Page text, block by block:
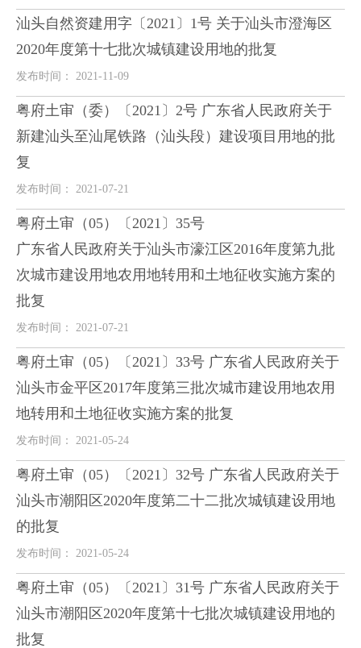
汕头自然资建用字〔2021〕1号 关于汕头市澄海区
2020年度第十七批次城镇建设用地的批复
发布时间： 2021-11-09
粤府土审（委）〔2021〕2号 广东省人民政府关于
新建汕头至汕尾铁路（汕头段）建设项目用地的批
复
发布时间： 2021-07-21
粤府土审（05）〔2021〕35号
广东省人民政府关于汕头市濠江区2016年度第九批
次城市建设用地农用地转用和土地征收实施方案的
批复
发布时间： 2021-07-21
粤府土审（05）〔2021〕33号 广东省人民政府关于
汕头市金平区2017年度第三批次城市建设用地农用
地转用和土地征收实施方案的批复
发布时间： 2021-05-24
粤府土审（05）〔2021〕32号 广东省人民政府关于
汕头市潮阳区2020年度第二十二批次城镇建设用地
的批复
发布时间： 2021-05-24
粤府土审（05）〔2021〕31号 广东省人民政府关于
汕头市潮阳区2020年度第十七批次城镇建设用地的
批复